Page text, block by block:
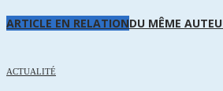
ARTICLE EN RELATIONDU MÊME
ACTUALITÉ